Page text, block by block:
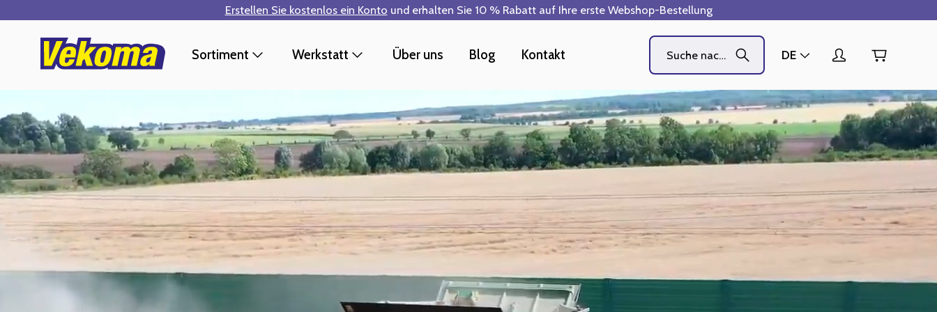
Erstellen Sie kostenlos ein Konto und erhalten Sie 10 % Rabatt auf Ihre erste Webshop-Bestellung
Sortiment Werkstatt Über uns Blog Kontakt DE